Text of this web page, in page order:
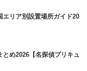
エリア別設置場所ガイド20
め2026【名探偵プリキュ